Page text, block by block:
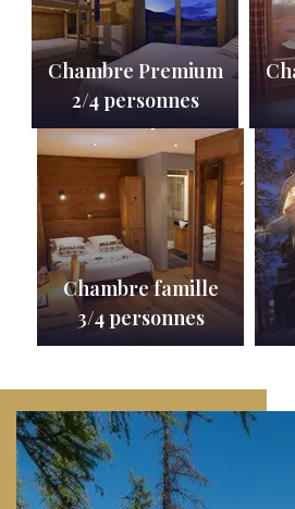
Chambre Premium
2/4 personnes
Chambre famille
3/4 personnes